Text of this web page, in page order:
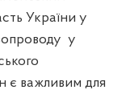
України у
у
є важливим для